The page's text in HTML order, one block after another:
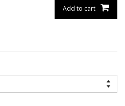
Add to cart